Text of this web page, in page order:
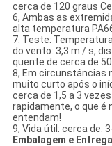
cerca de 120 graus
6, Ambas as
alta temperatura
7. Teste:
do vento: 3,3 m / s,
quente de cerca de
8, Em circunstâncias
muito curto após o
cerca de 1,5 a 3
rapidamente, o que é
entendam!
9, Vida útil: cerca de:
Embalagem e Entrega